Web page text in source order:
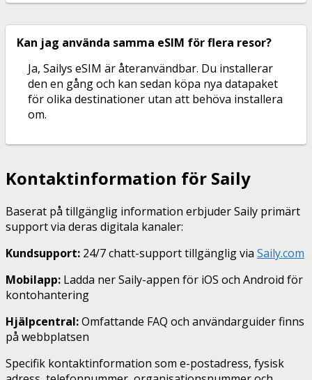
Kan jag använda samma eSIM för flera resor?
Ja, Sailys eSIM är återanvändbar. Du installerar
den en gång och kan sedan köpa nya datapaket
för olika destinationer utan att behöva installera
om.
Kontaktinformation för Saily
Baserat på tillgänglig information erbjuder Saily primärt
support via deras digitala kanaler:
Kundsupport: 24/7 chatt-support tillgänglig via Saily.com
Mobilapp: Ladda ner Saily-appen för iOS och Android för
kontohantering
Hjälpcentral:Omfattande FAQ och användarguider finns
på webbplatsen
Specifik kontaktinformation som e-postadress, fysisk